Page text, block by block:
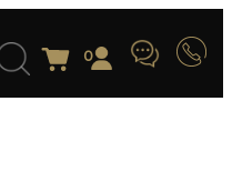
0